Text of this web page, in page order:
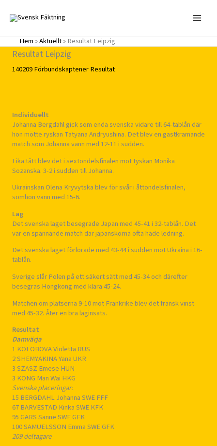
innehåll
Hem»Aktuellt»Resultat Leipzig
Resultat Leipzig
140209FörbundskaptenerResultat
Individuellt
Johanna Bergdahl gick som enda svenska vidare till 64-tablån där
hon mötte ryskan Tatyana Andryushina. Det blev en gastkramande
match som Johanna vann med 12-11 i sudden.
Lika tätt blev det i sextondelsfinalen mot tyskan Monika
Sozanska. 3-2 i sudden till Johanna.
Ukrainskan Olena Kryvytska blev för svår i åttondelsfinalen,
somhon vann med 15-6.
Lag
Det svenska laget besegrade Japan med 45-41 i 32-tablån. Det
var en spännande match där japanskorna ofta hade ledning.
Det svenska laget förlorade med 43-44 i sudden mot Ukraina i 16-
tablån.
Sverige slår Polen på ett säkert sätt med 45-34 och därefter
besegras Hongkong med klara 45-24.
Matchen om platserna 9-10 mot Frankrike blev det fransk vinst
med 45-32. Åter en bra laginsats.
Resultat
Damvärja
1 KOLOBOVA Violetta RUS
2 SHEMYAKINA Yana UKR
3 SZASZ Emese HUN
3 KONG Man Wai HKG
Svenska placeringar:
15 BERGDAHL Johanna SWE FFF
67 BARVESTAD Kinka SWE KFK
95 GARS Sanne SWE GFK
100 SAMUELSSON Emma SWE GFK
209 deltagare